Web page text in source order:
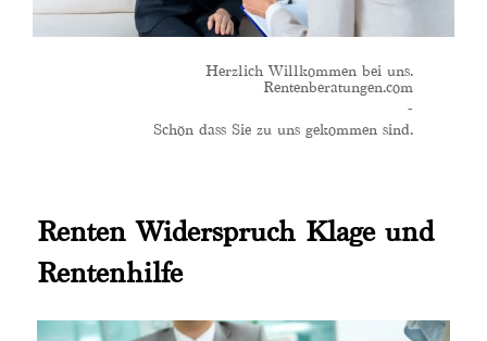
Herzlich Willkommen bei uns.
Rentenberatungen.com
-
Schön dass Sie zu uns gekommen sind.
Renten Widerspruch Klage und
Rentenhilfe